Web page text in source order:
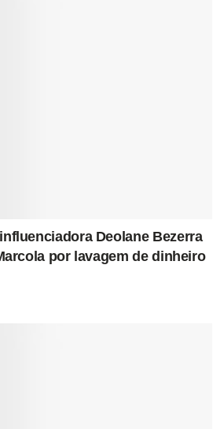
Deolane Bezerra
por lavagem de dinheiro